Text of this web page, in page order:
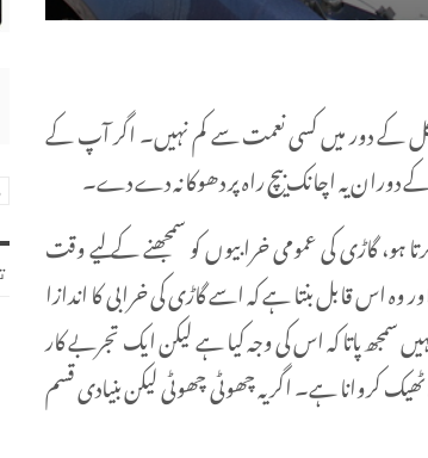
کل کے دور میں کسی نعمت سے کم نہیں۔ اگر آپ کے
دوران یہ اچانک بیچ راہ پر دھوکا نہ دے دے۔
ہو، گاڑی کی عمومی خرابیوں کو سمجھنے کے لیے وقت
اس قابل بنتا ہے کہ اسے گاڑی کی خرابی کا اندازا
سمجھ پاتا کہ اس کی وجہ کیا ہے لیکن ایک تجربے کار
کروانا ہے۔ اگر یہ چھوٹی چھوٹی لیکن بنیادی قسم